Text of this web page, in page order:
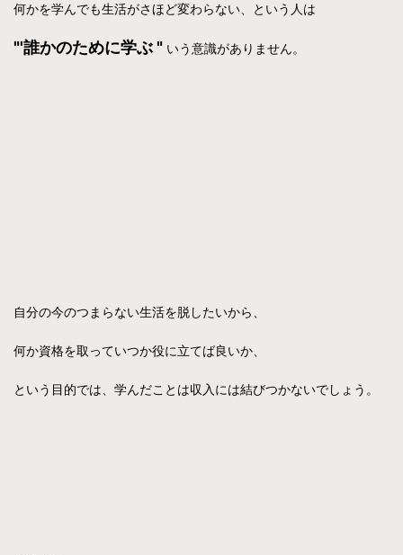
何かを学んでも生活がさほど変わらない、という人は
"'誰かのために学ぶ " いう意識がありません。
自分の今のつまらない生活を脱したいから、
何か資格を取っていつか役に立てば良いか、
という目的では、学んだことは収入には結びつかないでしょう。